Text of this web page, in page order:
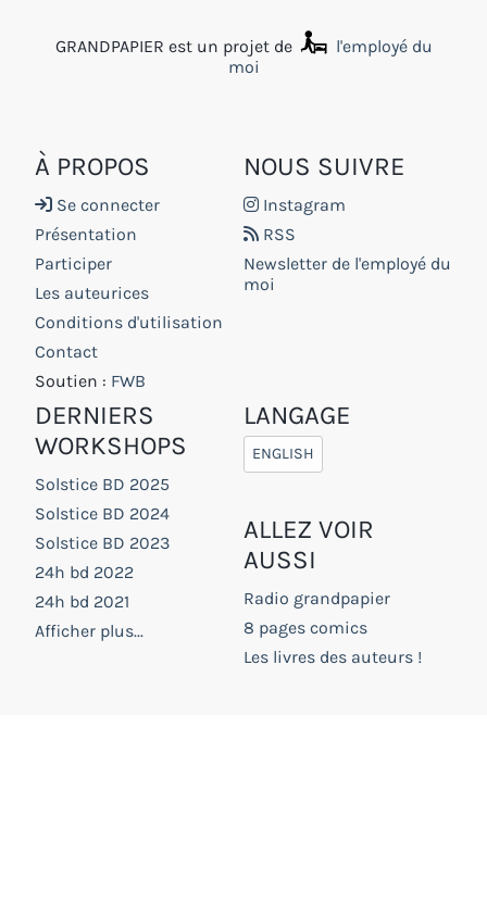
GRANDPAPIER est un projet de
l'employé du
moi
À PROPOS
Se connecter
Présentation
Participer
Les auteurices
Conditions d'utilisation
Contact
Soutien : FWB
NOUS SUIVRE
Instagram
RSS
Newsletter de l'employé du
moi
DERNIERS
WORKSHOPS
Solstice BD 2025
Solstice BD 2024
Solstice BD 2023
24h bd 2022
24h bd 2021
Afficher plus...
LANGAGE
ENGLISH
ALLEZ VOIR
AUSSI
Radio grandpapier
8 pages comics
Les livres des auteurs !